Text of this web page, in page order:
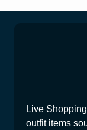
Live
outfit items